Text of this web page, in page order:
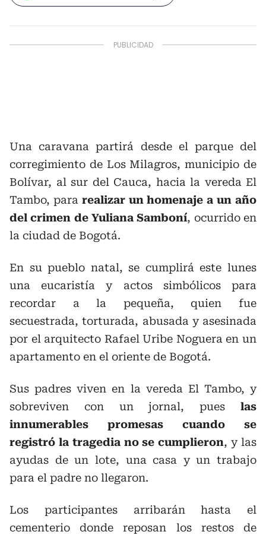
Una caravana partirá desde el parque del
corregimiento de Los Milagros, municipio de
Bolívar, al sur del Cauca, hacia la vereda El
Tambo, para realizar un homenaje a un año
del crimen de Yuliana Samboní, ocurrido en
la ciudad de Bogotá.
En su pueblo natal, se cumplirá este lunes
una eucaristía y actos simbólicos para
recordar a la pequeña, quien fue
secuestrada, torturada, abusada y asesinada
por el arquitecto Rafael Uribe Noguera en un
apartamento en el oriente de Bogotá.
Sus padres viven en la vereda El Tambo, y
sobreviven con un jornal, pues las
innumerables promesas cuando se
registró la tragedia no se cumplieron, y las
ayudas de un lote, una casa y un trabajo
para el padre no llegaron.
Los participantes arribarán hasta el
cementerio donde reposan los restos de